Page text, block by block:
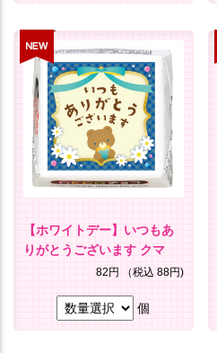
【ホワイトデー】いつもあ
りがとうございます クマ
82円 （税込 88円)
個